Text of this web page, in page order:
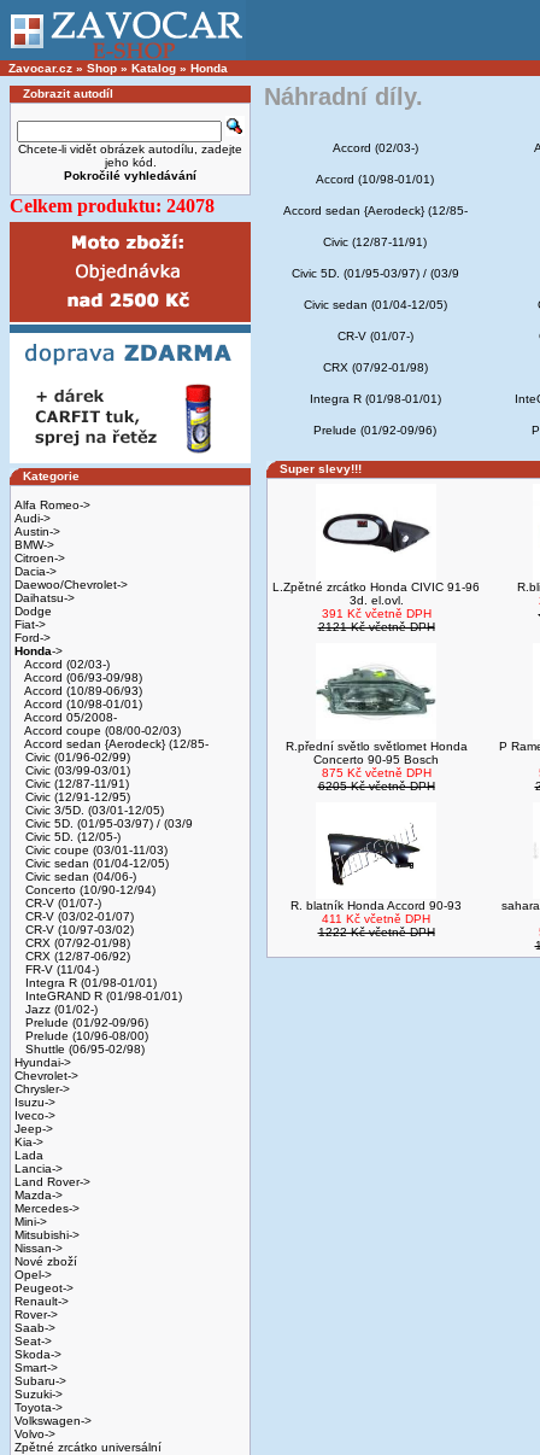
Zavocar.cz » Shop » Katalog » Honda
Zobrazit autodíl
Chcete-li vidět obrázek autodílu, zadejte
jeho kód.
Pokročilé vyhledávání
Celkem produktu: 24078
Kategorie
Alfa Romeo->
Audi->
Austin->
BMW->
Citroen->
Dacia->
Daewoo/Chevrolet->
Daihatsu->
Dodge
Fiat->
Ford->
Honda->
Accord (02/03-)
Accord (06/93-09/98)
Accord (10/89-06/93)
Accord (10/98-01/01)
Accord 05/2008-
Accord coupe (08/00-02/03)
Accord sedan {Aerodeck} (12/85-
Civic (01/96-02/99)
Civic (03/99-03/01)
Civic (12/87-11/91)
Civic (12/91-12/95)
Civic 3/5D. (03/01-12/05)
Civic 5D. (01/95-03/97) / (03/9
Civic 5D. (12/05-)
Civic coupe (03/01-11/03)
Civic sedan (01/04-12/05)
Civic sedan (04/06-)
Concerto (10/90-12/94)
CR-V (01/07-)
CR-V (03/02-01/07)
CR-V (10/97-03/02)
CRX (07/92-01/98)
CRX (12/87-06/92)
FR-V (11/04-)
Integra R (01/98-01/01)
InteGRAND R (01/98-01/01)
Jazz (01/02-)
Prelude (01/92-09/96)
Prelude (10/96-08/00)
Shuttle (06/95-02/98)
Hyundai->
Chevrolet->
Chrysler->
Isuzu->
Iveco->
Jeep->
Kia->
Lada
Lancia->
Land Rover->
Mazda->
Mercedes->
Mini->
Mitsubishi->
Nissan->
Nové zboží
Opel->
Peugeot->
Renault->
Rover->
Saab->
Seat->
Skoda->
Smart->
Subaru->
Suzuki->
Toyota->
Volkswagen->
Volvo->
Zpětné zrcátko universální
Náhradní díly.
Accord (02/03-)
Accord (10/98-01/01)
Accord sedan {Aerodeck} (12/85-
Civic (12/87-11/91)
Civic 5D. (01/95-03/97) / (03/9
Civic sedan (01/04-12/05)
CR-V (01/07-)
CRX (07/92-01/98)
Integra R (01/98-01/01)
Prelude (01/92-09/96)
Super slevy!!!
L.Zpětné zrcátko Honda CIVIC 91-96
3d. el.ovl.
391 Kč včetně DPH
2121 Kč včetně DPH
R.přední světlo světlomet Honda
Concerto 90-95 Bosch
875 Kč včetně DPH
6205 Kč včetně DPH
P
R. blatník Honda Accord 90-93
411 Kč včetně DPH
1222 Kč včetně DPH